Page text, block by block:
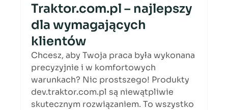
Traktor.com.pl – najlepszy
dla wymagających
klientów
Chcesz, aby Twoja praca była wykonana
precyzyjnie i w komfortowych
warunkach? Nic prostszego! Produkty
dev.traktor.com.pl są niewątpliwie
skutecznym rozwiązaniem. To wszystko